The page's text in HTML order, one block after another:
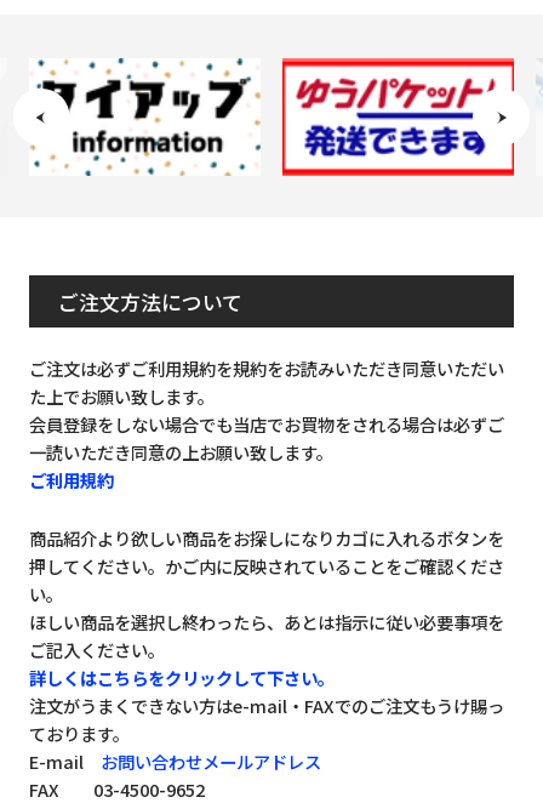
ご注文方法について
ご注文は必ずご利用規約を規約をお読みいただき同意いただい
た上でお願い致します。
会員登録をしない場合でも当店でお買物をされる場合は必ずご
一読いただき同意の上お願い致します。
ご利用規約
商品紹介より欲しい商品をお探しになりカゴに入れるボタンを
押してください。かご内に反映されていることをご確認くださ
い。
ほしい商品を選択し終わったら、あとは指示に従い必要事項を
ご記入ください。
詳しくはこちらをクリックして下さい。
注文がうまくできない方はe-mail・FAXでのご注文もうけ賜っ
ております。
E-mail お問い合わせメールアドレス
FAX 03-4500-9652